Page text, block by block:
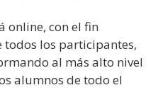
online, con el fin
los participantes,
al más alto nivel
alumnos de todo el